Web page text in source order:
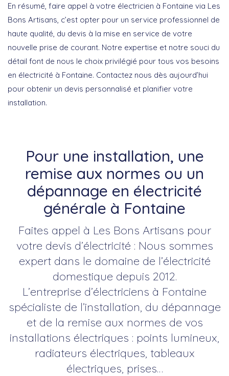
En résumé, faire appel à votre électricien à Fontaine via Les
Bons Artisans, c’est opter pour un service professionnel de
haute qualité, du devis à la mise en service de votre
nouvelle prise de courant. Notre expertise et notre souci du
détail font de nous le choix privilégié pour tous vos besoins
en électricité à Fontaine. Contactez nous dès aujourd’hui
pour obtenir un devis personnalisé et planifier votre
installation.
Pour une installation, une
remise aux normes ou un
dépannage en électricité
générale à Fontaine
Faites appel à Les Bons Artisans pour
votre devis d’électricité : Nous sommes
expert dans le domaine de l’électricité
domestique depuis 2012.
L’entreprise d’électriciens à Fontaine
spécialiste de l’installation, du dépannage
et de la remise aux normes de vos
installations électriques : points lumineux,
radiateurs électriques, tableaux
électriques, prises…